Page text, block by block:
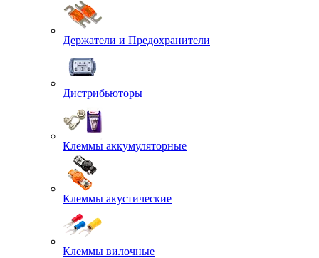
Держатели и Предохранители
Дистрибьюторы
Клеммы аккумуляторные
Клеммы акустические
Клеммы вилочные